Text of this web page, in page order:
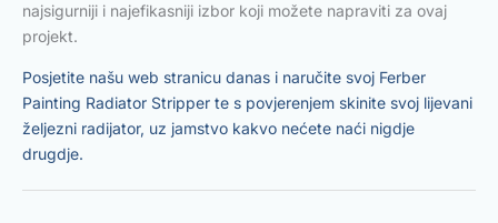
najsigurniji i najefikasniji izbor koji možete napraviti za ovaj
projekt.
Posjetite našu web stranicu danas i naručite svoj Ferber
Painting Radiator Stripper te s povjerenjem skinite svoj lijevani
željezni radijator, uz jamstvo kakvo nećete naći nigdje
drugdje.